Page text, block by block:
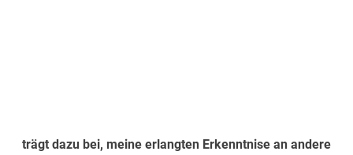
trägt dazu bei, meine erlangten Erkenntnise an andere